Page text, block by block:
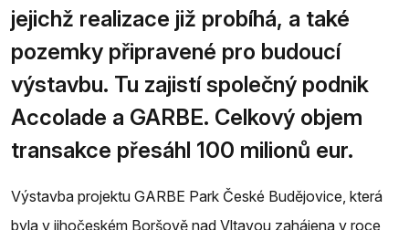
jejichž realizace již probíhá, a také
pozemky připravené pro budoucí
výstavbu. Tu zajistí společný podnik
Accolade a GARBE. Celkový objem
transakce přesáhl 100 milionů eur.
Výstavba projektu GARBE Park České Budějovice, která
byla v jihočeském Boršově nad Vltavou zahájena v roce